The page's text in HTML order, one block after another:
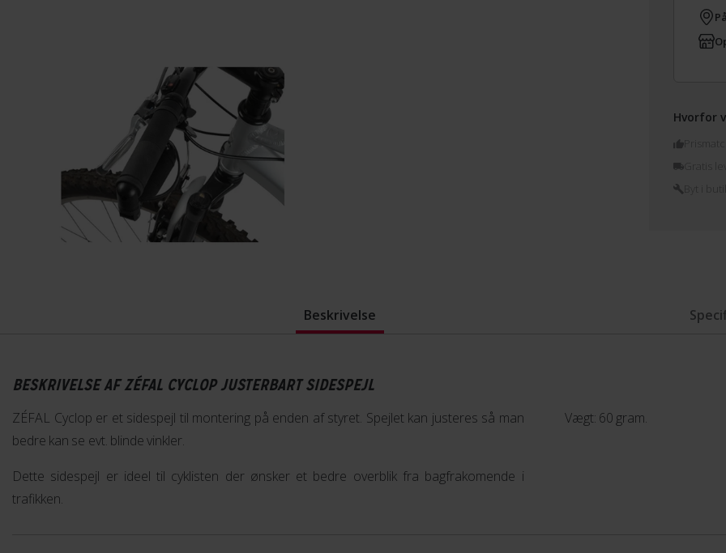
Hvorfor
Beskrivelse
BESKRIVELSE AF ZÉFAL CYCLOP JUSTERBART SIDESPEJL
ZÉFAL Cyclop er et sidespejl til montering på enden af styret. Spejlet kan justeres så man
bedre kan se evt. blinde vinkler.
Dette sidespejl er ideel til cyklisten der ønsker et bedre overblik fra bagfrakomende i
trafikken.
Vægt: 60 gram.